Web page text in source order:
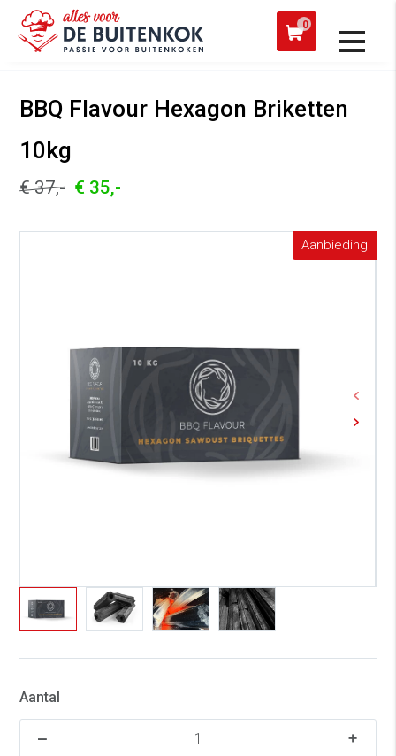
0
werkdag verzonden
Alle producten
BBQ Flavour Hexagon Briketten
10kg
€ 37,- € 35,-
Aanbieding
Aantal